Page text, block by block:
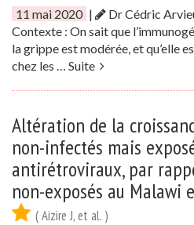
11 mai 2020 |
Dr Cédric
Contexte : On sait que
la grippe est modérée, et qu’elle
chez les … Suite
Altération de la
non-infectés mais
antirétroviraux, par
non-exposés au Malawi
( Aizire J, et al. )